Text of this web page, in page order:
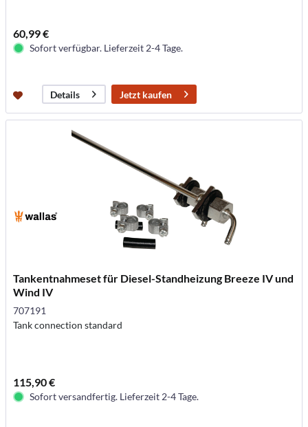
60,99 €
Sofort verfügbar. Lieferzeit 2-4 Tage.
Details Jetzt kaufen
Tankentnahmeset für Diesel-Standheizung Breeze IV und
Wind IV
707191
Tank connection standard
115,90 €
Sofort versandfertig. Lieferzeit 2-4 Tage.